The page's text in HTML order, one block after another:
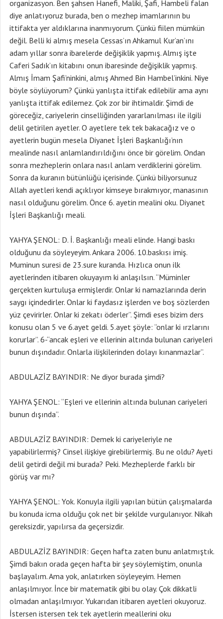
organizasyon. Ben şahsen Hanefi, Maliki, Şafi, Hambeli falan
diye anlatıyoruz burada, ben o mezhep imamlarının bu
ittifakta yer aldıklarına inanmıyorum. Çünkü fiilen mümkün
değil. Belli ki almış mesela Cessas’ın Ahkamul Kur’an’ını
adam yıllar sonra ibarelerde değişiklik yapmış. Almış işte
Caferi Sadık’ın kitabını onun ibaresinde değişiklik yapmış.
Almış İmam Şafi’ninkini, almış Ahmed Bin Hambel’inkini. Niye
böyle söylüyorum? Çünkü yanlışta ittifak edilebilir ama aynı
yanlışta ittifak edilemez. Çok zor bir ihtimaldir. Şimdi de
göreceğiz, cariyelerin cinselliğinden yararlanılması ile ilgili
delil getirilen ayetler. O ayetlere tek tek bakacağız ve o
ayetlerin bugün mesela Diyanet İşleri Başkanlığı’nın
mealinde nasıl anlamlandırıldığını önce bir görelim. Ondan
sonra mezheplerin onlara nasıl anlam verdiklerini görelim.
Sonra da kuranın bütünlüğü içerisinde. Çünkü biliyorsunuz
Allah ayetleri kendi açıklıyor kimseye bırakmıyor, manasının
nasıl olduğunu görelim. Önce 6. ayetin mealini oku. Diyanet
İşleri Başkanlığı meali.
YAHYA ŞENOL: D. İ. Başkanlığı meali elinde. Hangi baskı
olduğunu da söyleyeyim. Ankara 2006. 10.baskısı imiş.
Muminun suresi de 23.sure kuranda. Hızlıca onun ilk
ayetlerinden itibaren okuyayım ki anlaşılsın. “Müminler
gerçekten kurtuluşa ermişlerdir. Onlar ki namazlarında derin
saygı içindedirler. Onlar ki faydasız işlerden ve boş sözlerden
yüz çevirirler. Onlar ki zekatı öderler”. Şimdi eses bizim ders
konusu olan 5 ve 6.ayet geldi. 5.ayet şöyle: “onlar ki ırzlarını
korurlar”. 6-“ancak eşleri ve ellerinin altında bulunan cariyeleri
bunun dışındadır. Onlarla ilişkilerinden dolayı kınanmazlar”.
ABDULAZİZ BAYINDIR: Ne diyor burada şimdi?
YAHYA ŞENOL: “Eşleri ve ellerinin altında bulunan cariyeleri
bunun dışında”.
ABDULAZİZ BAYINDIR: Demek ki cariyeleriyle ne
yapabilirlermiş? Cinsel ilişkiye girebilirlermiş. Bu ne oldu? Ayeti
delil getirdi değil mi burada? Peki. Mezheplerde farklı bir
görüş var mı?
YAHYA ŞENOL: Yok. Konuyla ilgili yapılan bütün çalışmalarda
bu konuda icma olduğu çok net bir şekilde vurgulanıyor. Nikah
gereksizdir, yapılırsa da geçersizdir.
ABDULAZİZ BAYINDIR: Geçen hafta zaten bunu anlatmıştık.
Şimdi bakın orada geçen hafta bir şey söylemiştim, onunla
başlayalım. Ama yok, anlatırken söyleyeyim. Hemen
anlaşılmıyor. İnce bir matematik gibi bu olay. Çok dikkatli
olmadan anlaşılmıyor. Yukarıdan itibaren ayetleri okuyoruz.
İstersen istersen tek tek ayetlerin meallerini oku